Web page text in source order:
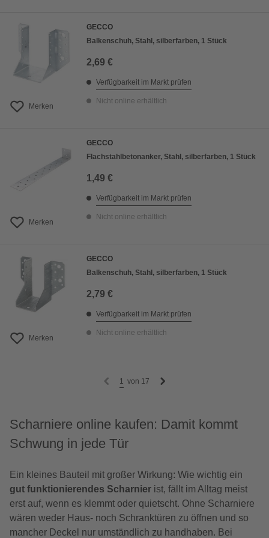
Merken
GECCO
Balkenschuh, Stahl, silberfarben, 1 Stück
2,69 €
Verfügbarkeit im Markt prüfen
Nicht online erhältlich
Merken
GECCO
Flachstahlbetonanker, Stahl, silberfarben, 1 Stück
1,49 €
Verfügbarkeit im Markt prüfen
Nicht online erhältlich
Merken
GECCO
Balkenschuh, Stahl, silberfarben, 1 Stück
2,79 €
Verfügbarkeit im Markt prüfen
Nicht online erhältlich
1 von 17
Scharniere online kaufen: Damit kommt
Schwung in jede Tür
Ein kleines Bauteil mit großer Wirkung: Wie wichtig ein
gut funktionierendes Scharnier ist, fällt im Alltag meist
erst auf, wenn es klemmt oder quietscht. Ohne Scharniere
wären weder Haus- noch Schranktüren zu öffnen und so
mancher Deckel nur umständlich zu handhaben. Bei